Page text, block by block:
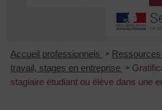
Accueil professionnels >
travail, stages en entreprise
>
stagiaire étudiant ou élève dans une